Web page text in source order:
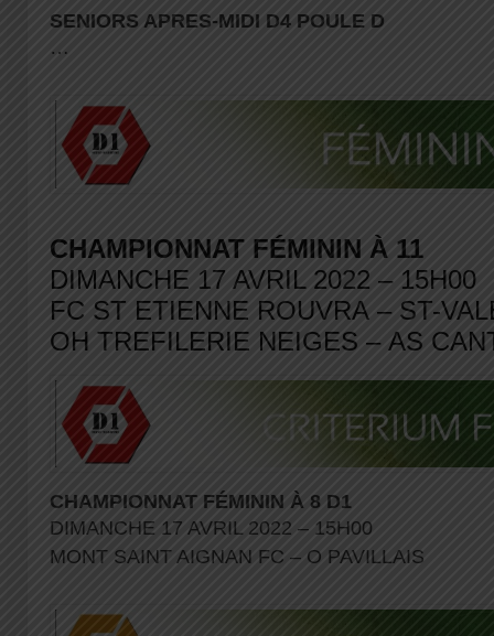
SENIORS APRES-MIDI D4 POULE D
…
CHAMPIONNAT FÉMININ À 11
DIMANCHE 17 AVRIL 2022 – 15H00
FC ST ETIENNE ROUVRA – ST-
OH TREFILERIE NEIGES – AS
CHAMPIONNAT FÉMININ À 8 D1
DIMANCHE 17 AVRIL 2022 – 15H00
MONT SAINT AIGNAN FC – O PAVILLAIS